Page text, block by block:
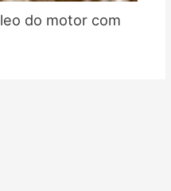
do motor com